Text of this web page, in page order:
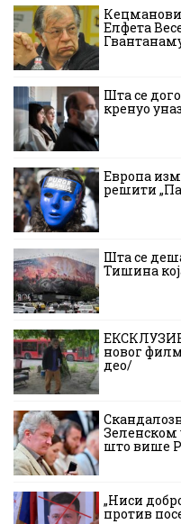
Елфета
Шта се
кренуо
Европа
решити
Шта се
Тишина
новог
део/
Зеленском
што више
„Ниси
против